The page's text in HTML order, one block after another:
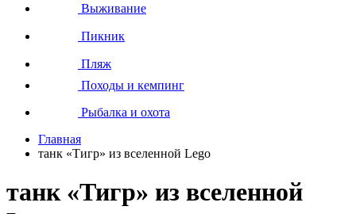
Выживание
Пикник
Пляж
Походы и кемпинг
Рыбалка и охота
Главная
танк «Тигр» из вселенной Lego
танк «Тигр» из вселенной